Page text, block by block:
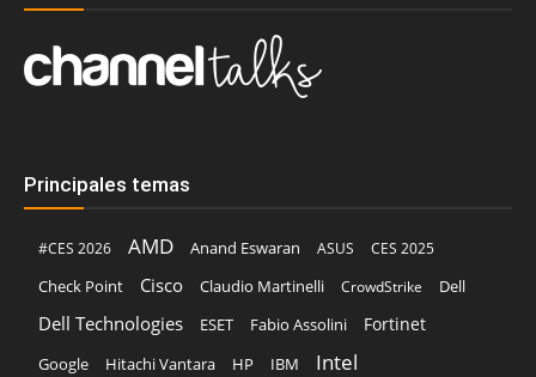
Principales temas
#CES 2026 AMD Anand Eswaran ASUS
CES 2025
Check Point
Cisco Claudio Martinelli CrowdStrike Dell
Dell Technologies ESET Fabio Assolini Fortinet
Google Hitachi Vantara HP IBM Intel